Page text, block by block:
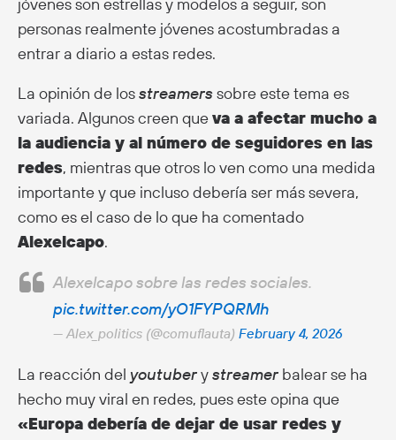
personas realmente jóvenes acostumbradas a
entrar a diario a estas redes.
La opinión de losstreamerssobre este tema es
variada. Algunos creen queva a afectar mucho a
la audiencia y al número de seguidores en las
redes, mientras que otros lo ven como una medida
importante y que incluso debería ser más severa,
como es el caso de lo que ha comentado
Alexelcapo.
Alexelcapo sobre las redes sociales.
pic.twitter.com/yO1FYPQRMh
— Alex_politics (@comuflauta) February 4, 2026
La reacción del youtuberystreamer balear se ha
hecho muy viral en redes, pues este opina que
«Europa debería de dejar de usar redes y